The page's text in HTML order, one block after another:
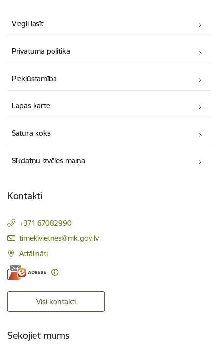
Viegli lasīt
Privātuma politika
Piekļūstamība
Lapas karte
Satura koks
Sīkdatņu izvēles maiņa
Kontakti
+371 67082990
E-pasts:
timeklvietnes@mk.gov.lv
Attālināti
Visi kontakti
Sekojiet mums